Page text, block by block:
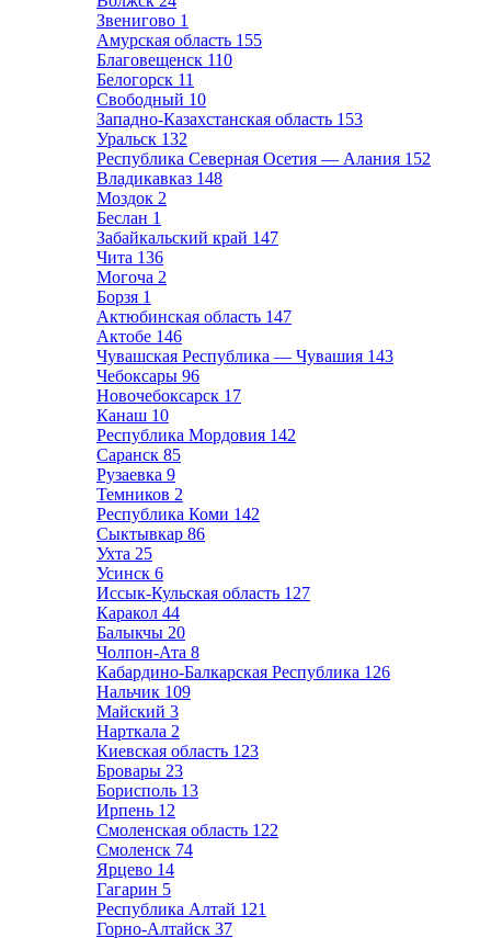
Звенигово 1
Амурская область 155
Благовещенск 110
Белогорск 11
Свободный 10
Западно-Казахстанская область 153
Уральск 132
Республика Северная Осетия — Алания 152
Владикавказ 148
Моздок 2
Беслан 1
Забайкальский край 147
Чита 136
Могоча 2
Борзя 1
Актюбинская область 147
Актобе 146
Чувашская Республика — Чувашия 143
Чебоксары 96
Новочебоксарск 17
Канаш 10
Республика Мордовия 142
Саранск 85
Рузаевка 9
Темников 2
Республика Коми 142
Сыктывкар 86
Ухта 25
Усинск 6
Иссык-Кульская область 127
Каракол 44
Балыкчы 20
Чолпон-Ата 8
Кабардино-Балкарская Республика 126
Нальчик 109
Майский 3
Нарткала 2
Киевская область 123
Бровары 23
Борисполь 13
Ирпень 12
Смоленская область 122
Смоленск 74
Ярцево 14
Гагарин 5
Республика Алтай 121
Горно-Алтайск 37